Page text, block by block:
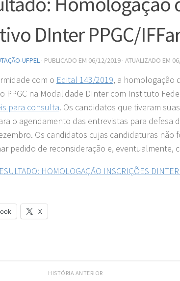
DInter PPGC/
UFPEL · PUBLICADO EM 06/12/2019 · ATUALIZADO EM
com o Edital 143/2019, a homologação
PPGC na Modalidade DInter com Instituto
para consulta. Os candidatos que tiveram
o agendamento das entrevistas para defesa
Os candidatos cujas candidaturas
pedido de reconsideração e, eventualmente,
HOMOLOGAÇÃO INSCRIÇÕES
X
HISTÓRIA ANTERIOR